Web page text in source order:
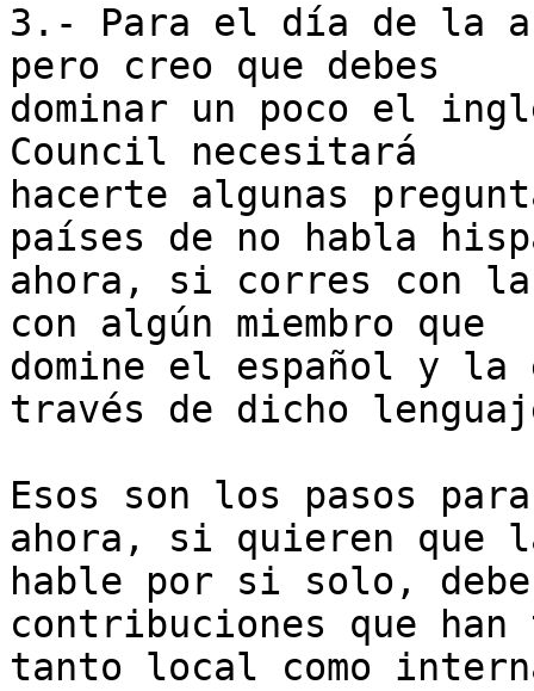
3.- Para el día de la
pero creo que debes
dominar un poco el
Council necesitará
hacerte algunas
países de no habla
ahora, si corres con
con algún miembro que
domine el español y
través de dicho
Esos son los pasos
ahora, si quieren que
hable por si solo,
contribuciones que han
tanto local como